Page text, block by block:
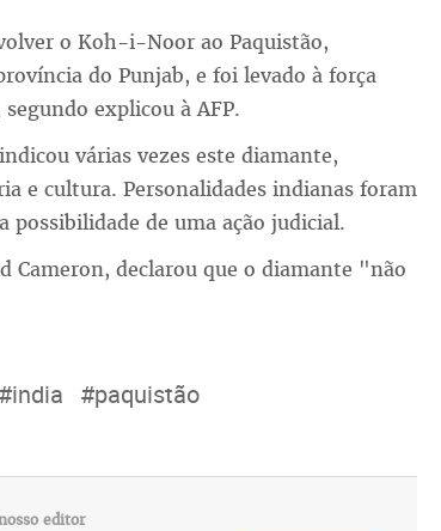
o Koh-i-Noor ao Paquistão,
do Punjab, e foi levado à força
explicou à AFP.
várias vezes este diamante,
e cultura. Personalidades indianas foram
possibilidade de uma ação judicial.
declarou que o diamante "não
#india #paquistão
editor